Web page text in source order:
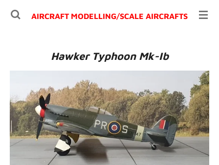
Ga
AIRCRAFT MODELLING/SCALE AIRCRAFTS
Hawker Typhoon Mk-Ib